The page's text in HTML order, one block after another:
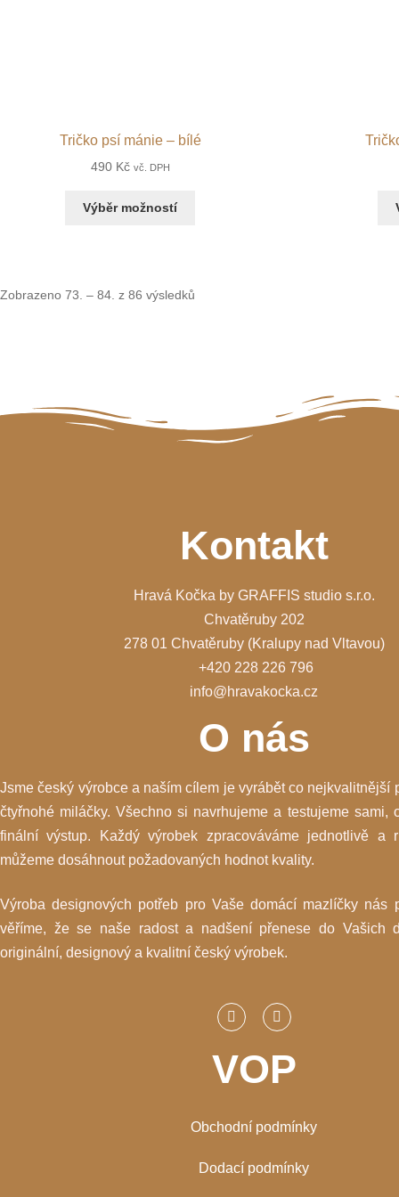
Tričko psí mánie – bílé
490 Kč vč. DPH
Výběr možností
Zobrazeno 73. – 84. z 86 výsledků
Kontakt
Hravá Kočka by GRAFFIS studio s.r.o.
Chvatěruby 202
278 01 Chvatěruby (Kralupy nad Vltavou)
+420 228 226 796
info@hravakocka.cz
O nás
Jsme český výrobce a naším cílem je vyrábět co nejkvalitnější
čtyřnohé miláčky. Všechno si navrhujeme a testujeme sami,
finální výstup. Každý výrobek zpracováváme jednotlivě a
můžeme dosáhnout požadovaných hodnot kvality.
Výroba designových potřeb pro Vaše domácí mazlíčky nás
věříme, že se naše radost a nadšení přenese do Vašich
originální, designový a kvalitní český výrobek.
VOP
Obchodní podmínky
Dodací podmínky